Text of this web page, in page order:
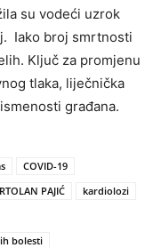
su vodeći uzrok
Iako broj smrtnosti
Ključ za promjenu
tlaka, liječnička
građana.
COVID-19
PAJIĆ
kardiolozi
bolesti